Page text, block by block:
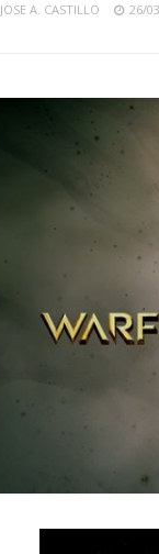
JOSE A. CASTILLO 26/